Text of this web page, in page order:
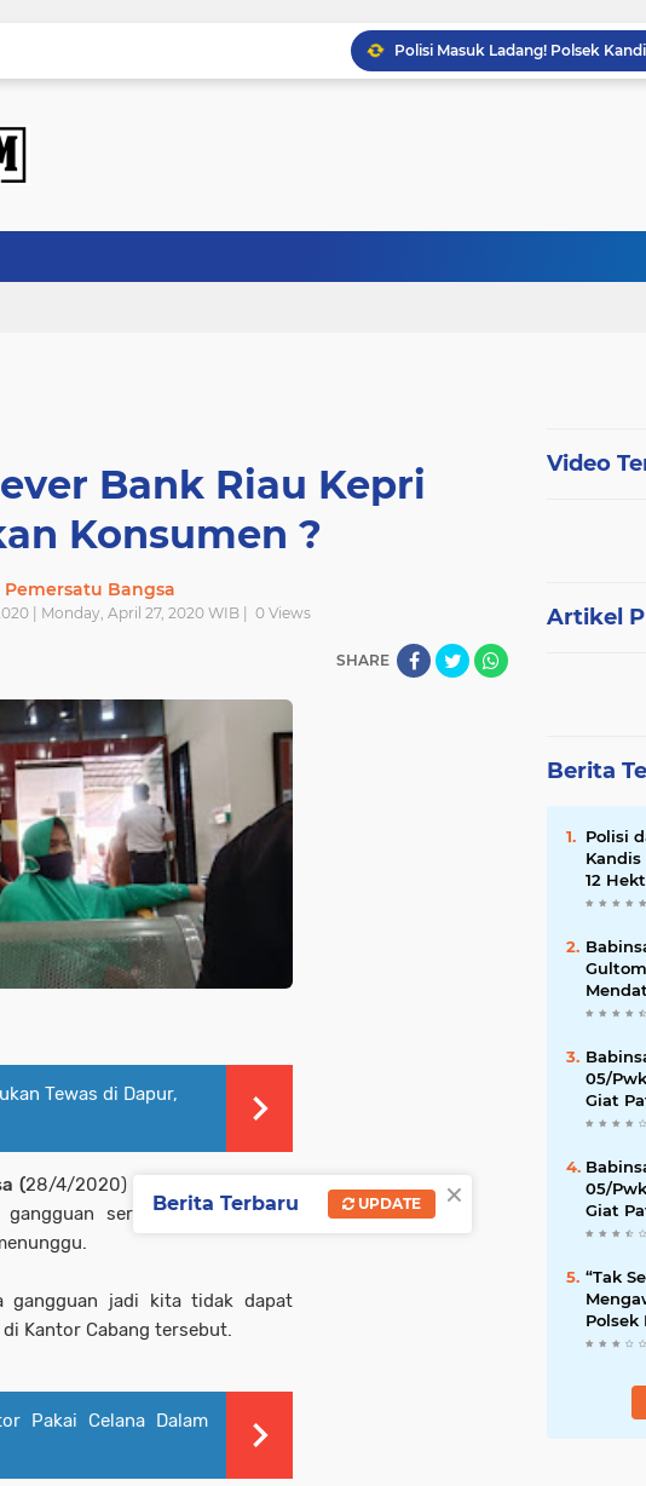
Babinsa Sertu Ridho Utomo
Bank Riau Kepri
Konsumen ?
Pemersatu Bangsa
| Monday, April 27, 2020 WIB | 0 Views
SHARE
Tewas di Dapur,
(28/4/2020) di Bank Riau Kepri
gangguan serfer,dan tidak bisa
gangguan jadi kita tidak dapat
Kantor Cabang tersebut.
Pakai Celana Dalam
Video
Artikel
Berita
Polisi
12
Yang
05/
Giat
05/
Giat
Kandis
“Tak
Polsek
ke
×
Berita Terbaru UPDATE